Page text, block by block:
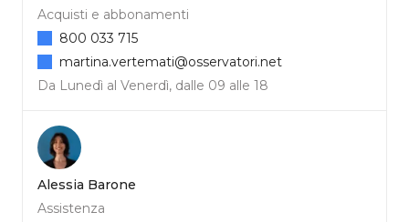
Acquisti e abbonamenti
Da Lunedì al Venerdì, dalle 09 alle 18
800 033 715
martina.vertemati@osservatori.net
Alessia Barone
Assistenza